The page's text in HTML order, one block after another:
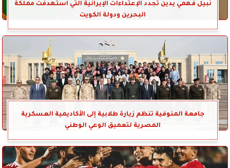
نبيل فهمي يدين تجدد الإعتداءات الإيرانية التي استهدفت مملكة
البحرين ودولة الكويت
جامعة المنوفية تنظم زيارة طلابية إلى الأكاديمية العسكرية
المصرية لتعميق الوعي الوطني